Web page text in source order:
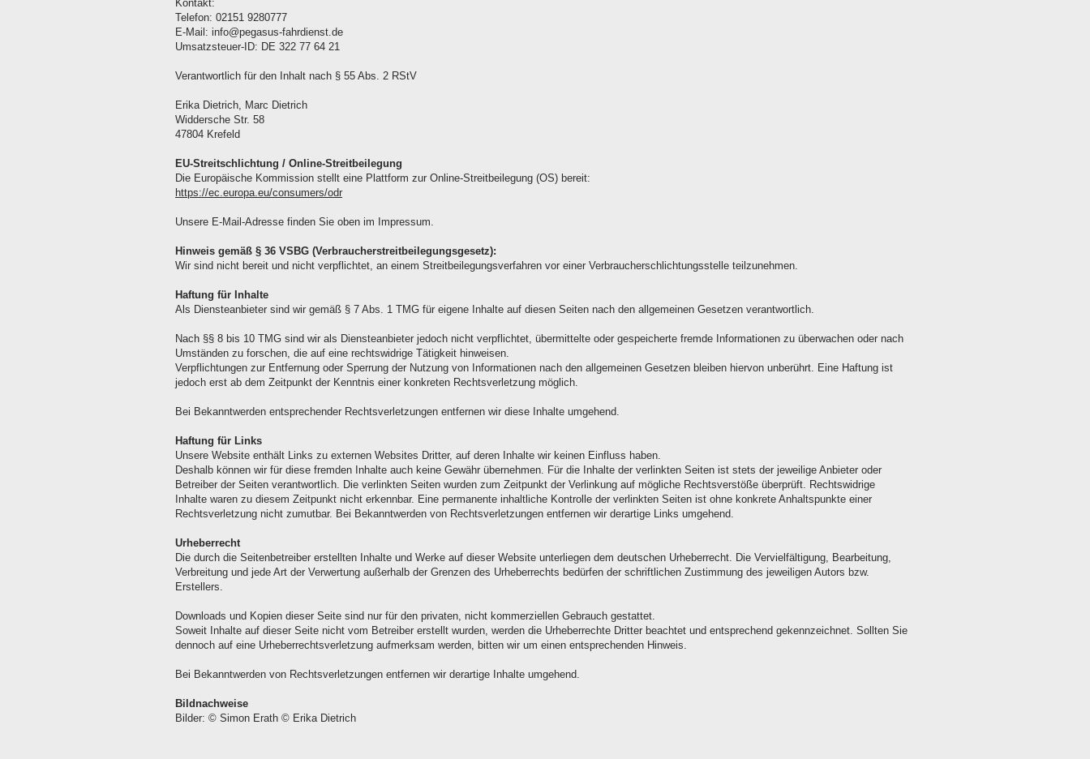
Kontakt:
Telefon: 02151 9280777
E-Mail: info@pegasus-fahrdienst.de
Umsatzsteuer-ID: DE 322 77 64 21
Verantwortlich für den Inhalt nach § 55 Abs. 2 RStV
Erika Dietrich, Marc Dietrich
Widdersche Str. 58
47804 Krefeld
EU-Streitschlichtung / Online-Streitbeilegung
Die Europäische Kommission stellt eine Plattform zur Online-Streitbeilegung (OS) bereit:
https://ec.europa.eu/consumers/odr
Unsere E-Mail-Adresse finden Sie oben im Impressum.
Hinweis gemäß § 36 VSBG (Verbraucherstreitbeilegungsgesetz):
Wir sind nicht bereit und nicht verpflichtet, an einem Streitbeilegungsverfahren vor einer Verbraucherschlichtungsstelle teilzunehmen.
Haftung für Inhalte
Als Diensteanbieter sind wir gemäß § 7 Abs. 1 TMG für eigene Inhalte auf diesen Seiten nach den allgemeinen Gesetzen verantwortlich.
Nach §§ 8 bis 10 TMG sind wir als Diensteanbieter jedoch nicht verpflichtet, übermittelte oder gespeicherte fremde Informationen zu überwachen oder nach
Umständen zu forschen, die auf eine rechtswidrige Tätigkeit hinweisen.
Verpflichtungen zur Entfernung oder Sperrung der Nutzung von Informationen nach den allgemeinen Gesetzen bleiben hiervon unberührt. Eine Haftung ist
jedoch erst ab dem Zeitpunkt der Kenntnis einer konkreten Rechtsverletzung möglich.
Bei Bekanntwerden entsprechender Rechtsverletzungen entfernen wir diese Inhalte umgehend.
Haftung für Links
Unsere Website enthält Links zu externen Websites Dritter, auf deren Inhalte wir keinen Einfluss haben.
Deshalb können wir für diese fremden Inhalte auch keine Gewähr übernehmen. Für die Inhalte der verlinkten Seiten ist stets der jeweilige Anbieter oder
Betreiber der Seiten verantwortlich. Die verlinkten Seiten wurden zum Zeitpunkt der Verlinkung auf mögliche Rechtsverstöße überprüft. Rechtswidrige
Inhalte waren zu diesem Zeitpunkt nicht erkennbar. Eine permanente inhaltliche Kontrolle der verlinkten Seiten ist ohne konkrete Anhaltspunkte einer
Rechtsverletzung nicht zumutbar. Bei Bekanntwerden von Rechtsverletzungen entfernen wir derartige Links umgehend.
Urheberrecht
Die durch die Seitenbetreiber erstellten Inhalte und Werke auf dieser Website unterliegen dem deutschen Urheberrecht. Die Vervielfältigung, Bearbeitung,
Verbreitung und jede Art der Verwertung außerhalb der Grenzen des Urheberrechts bedürfen der schriftlichen Zustimmung des jeweiligen Autors bzw.
Erstellers.
Downloads und Kopien dieser Seite sind nur für den privaten, nicht kommerziellen Gebrauch gestattet.
Soweit Inhalte auf dieser Seite nicht vom Betreiber erstellt wurden, werden die Urheberrechte Dritter beachtet und entsprechend gekennzeichnet. Sollten Sie
dennoch auf eine Urheberrechtsverletzung aufmerksam werden, bitten wir um einen entsprechenden Hinweis.
Bei Bekanntwerden von Rechtsverletzungen entfernen wir derartige Inhalte umgehend.
Bildnachweise
Bilder: © Simon Erath © Erika Dietrich